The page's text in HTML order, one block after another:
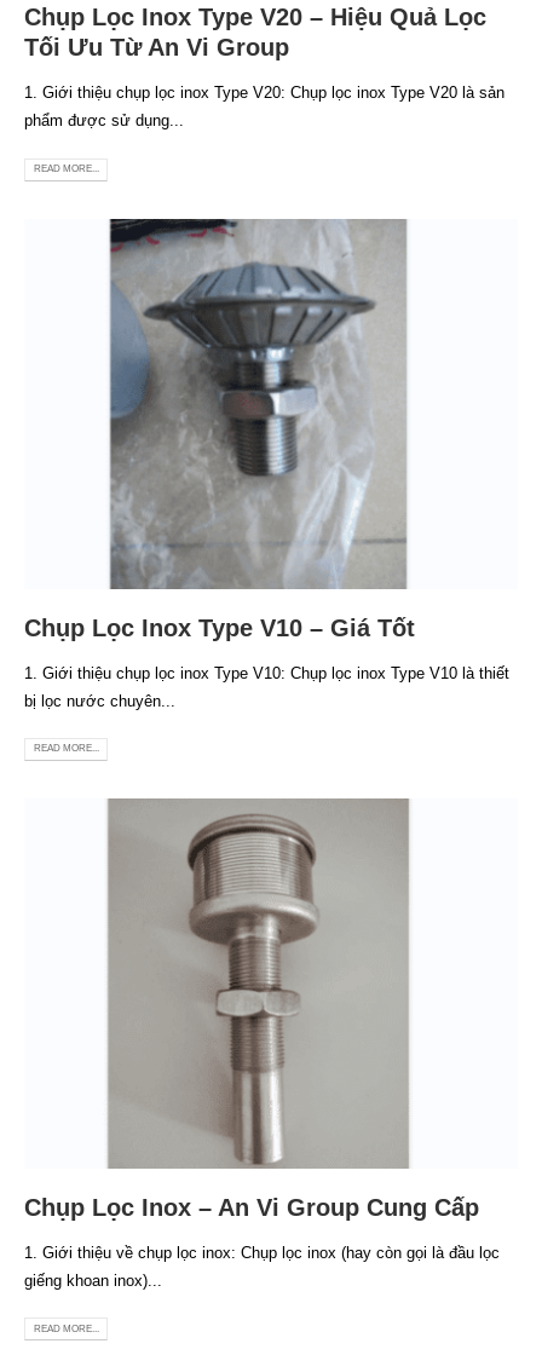
Chụp Lọc Inox Type V20 – Hiệu Quả Lọc
Tối Ưu Từ An Vi Group
1. Giới thiệu chụp lọc inox Type V20: Chụp lọc inox Type V20 là sản
phẩm được sử dụng...
READ MORE...
Chụp Lọc Inox Type V10 – Giá Tốt
1. Giới thiệu chụp lọc inox Type V10: Chụp lọc inox Type V10 là thiết
bị lọc nước chuyên...
READ MORE...
Chụp Lọc Inox – An Vi Group Cung Cấp
1. Giới thiệu về chụp lọc inox: Chụp lọc inox (hay còn gọi là đầu lọc
giếng khoan inox)...
READ MORE...